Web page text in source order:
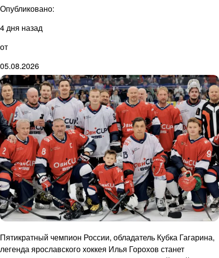
Опубликовано:
4 дня назад
от
05.08.2026
Пятикратный чемпион России, обладатель Кубка Гагарина,
легенда ярославского хоккея Илья Горохов станет